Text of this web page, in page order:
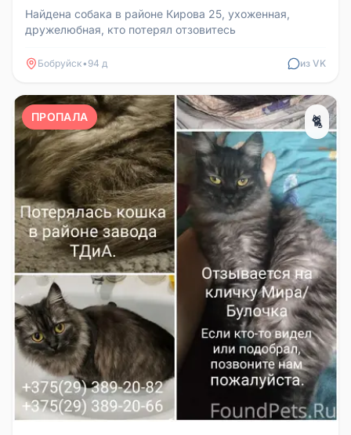
Найдена собака в районе Кирова 25, ухоженная,
дружелюбная, кто потерял отзовитесь
Бобруйск• 94 д из VK
ПРОПАЛА 🐈